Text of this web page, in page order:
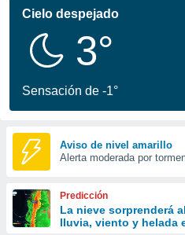
por
se
calidad.
a este
las
y
forma
digital
basada
Cielo despejado
3°
Sensación de -1°
Aviso de nivel amarillo
Alerta moderada por
Predicción
La nieve sorprenderá
lluvia, viento y helada